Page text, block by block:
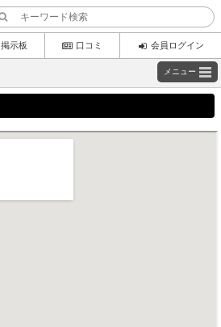
掲示板 口コミ 会員ログイン
メニュー